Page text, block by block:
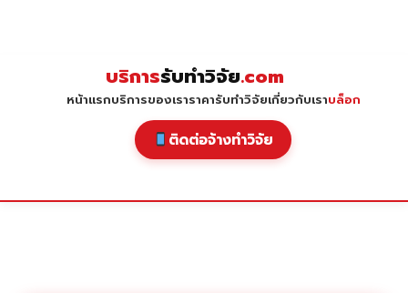
บริการรับทำวิจัย.com
หน้าแรกบริการของเราราคารับทำวิจัยเกี่ยวกับเราบล็อก
ติดต่อจ้างทำวิจัย